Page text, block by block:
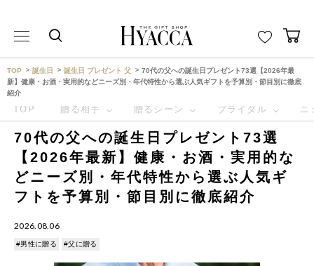
TOP 誕生日 誕生日 プレゼント 父
70代の父への誕生日プレゼント73選【2026年最
新】健康・お酒・実用的などニーズ別・年代特性から選ぶ人気ギフトを予算別・節目別に徹底
紹介
TOP 贈る相手 贈るシーン ブライダル ニ
70代の父への誕生日プレゼント73選
【2026年最新】健康・お酒・実用的な
どニーズ別・年代特性から選ぶ人気ギ
フトを予算別・節目別に徹底紹介
2026.08.06
#男性に贈る #父に贈る